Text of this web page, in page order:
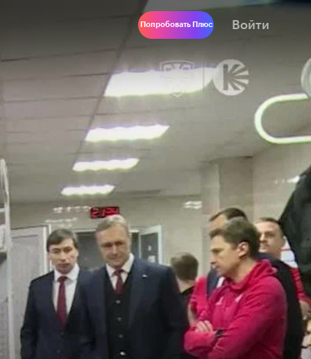
Попробовать Плюс Войти